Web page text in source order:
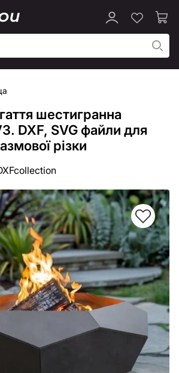
шестигранна
DXF, SVG файли для
різки